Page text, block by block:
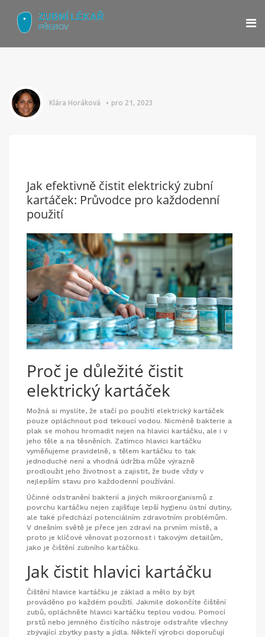
Klára Horáková pro 21, 2023
Jak efektivně čistit elektrický zubní
kartáček: Průvodce pro každodenní
použití
Proč je důležité čistit
elektrický kartáček
Možná si myslíte, že stačí po použití elektrický kartáček
pouze opláchnout pod tekoucí vodou. Nicméně bakterie a
plak se mohou hromadit nejen na hlavici kartáčku, ale i v
jeho těle a na těsněních. Zatímco hlavici kartáčku
vyměňujeme pravidelně, s tělem kartáčku to tak
jednoduché není a vhodná údržba může výrazně
prodloužit jeho životnost a zajistit, že bude vždy v
nejlepším stavu pro každodenní používání.
Účinné odstranění bakterií a jiných mikroorganismů z
povrchu kartáčku nejen zajišťuje lepší hygienu ústní dutiny,
ale také předchází potenciálním zdravotním problémům.
V dnešním světě je přece jen zdraví na prvním místě, a
proto je klíčové věnovat pozornost i takovým detailům,
jako je čištění zubního kartáčku.
Jak čistit hlavici kartáčku
Čištění hlavice kartáčku je základ a mělo by být
prováděno po každém použití. Jakmile dokončíte čištění
zubů, opláchněte hlavici kartáčku teplou vodou. Pomocí
prstů nebo jemného čistícího nástroje odstraňte všechny
zbývající zbytky pasty a jídla. Někteří výrobci doporučují